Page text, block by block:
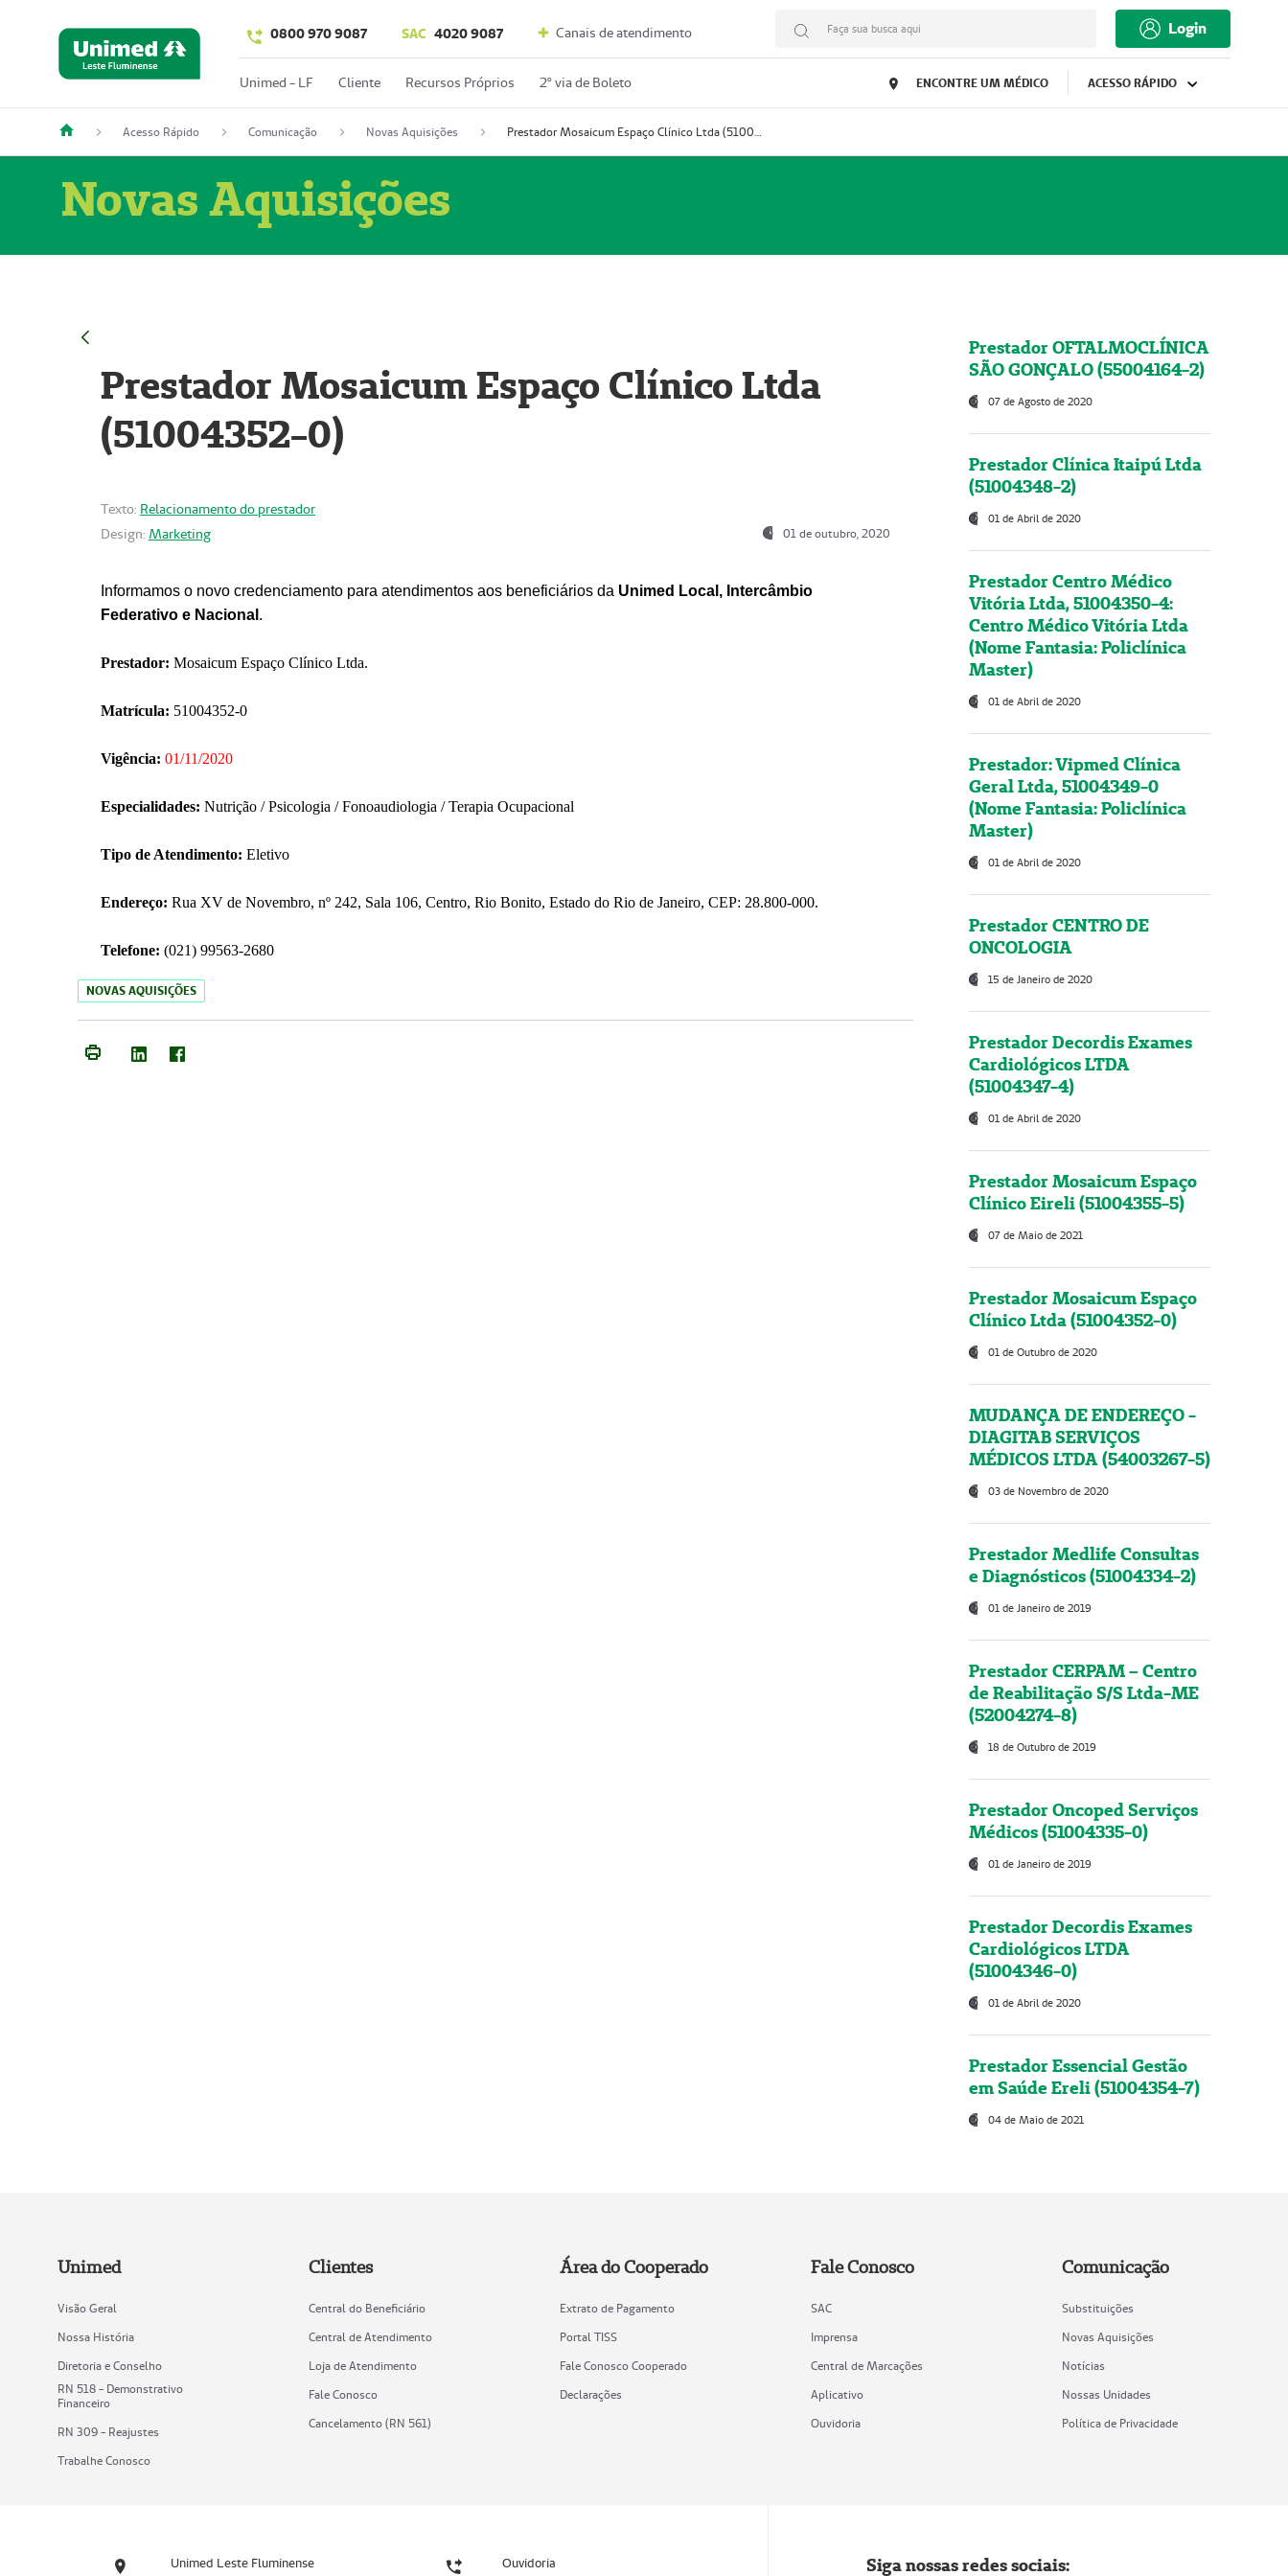
0800 970 9087 SAC 4020 9087 Canais de atendimento Faça sua busca aqui Login
Unimed - LF Cliente Recursos Próprios 2º via de Boleto ENCONTRE UM MÉDICO ACESSO RÁPIDO
Acesso Rápido Comunicação Novas Aquisições Prestador Mosaicum Espaço Clínico Ltda (51004352-0)
Novas Aquisições
Prestador Mosaicum Espaço Clínico Ltda
(51004352-0)
Texto: Relacionamento do prestador
Design: Marketing 01 de outubro, 2020
Informamos o novo credenciamento para atendimentos aos beneficiários da Unimed Local, Intercâmbio
Federativo e Nacional .
Prestador: Mosaicum Espaço Clínico Ltda.
Matrícula: 51004352-0
Vigência: 01/11/2020
Especialidades: Nutrição / Psicologia / Fonoaudiologia / Terapia Ocupacional
Tipo de Atendimento: Eletivo
Endereço: Rua XV de Novembro, nº 242, Sala 106, Centro, Rio Bonito, Estado do Rio de Janeiro, CEP: 28.800-000.
Telefone: (021) 99563-2680
NOVAS AQUISIÇÕES
Prestador OFTALMOCLÍNICA
SÃO GONÇALO (55004164-2)
07 de Agosto de 2020
Prestador Clínica Itaipú Ltda
(51004348-2)
01 de Abril de 2020
Prestador Centro Médico
Vitória Ltda, 51004350-4:
Centro Médico Vitória Ltda
(Nome Fantasia: Policlínica
Master)
01 de Abril de 2020
Prestador: Vipmed Clínica
Geral Ltda, 51004349-0
(Nome Fantasia: Policlínica
Master)
01 de Abril de 2020
Prestador CENTRO DE
ONCOLOGIA
15 de Janeiro de 2020
Prestador Decordis Exames
Cardiológicos LTDA
(51004347-4)
01 de Abril de 2020
Prestador Mosaicum Espaço
Clínico Eireli (51004355-5)
07 de Maio de 2021
Prestador Mosaicum Espaço
Clínico Ltda (51004352-0)
01 de Outubro de 2020
MUDANÇA DE ENDEREÇO -
DIAGITAB SERVIÇOS
MÉDICOS LTDA (54003267-5)
03 de Novembro de 2020
Prestador Medlife Consultas
e Diagnósticos (51004334-2)
01 de Janeiro de 2019
Prestador CERPAM – Centro
de Reabilitação S/S Ltda-ME
(52004274-8)
18 de Outubro de 2019
Prestador Oncoped Serviços
Médicos (51004335-0)
01 de Janeiro de 2019
Prestador Decordis Exames
Cardiológicos LTDA
(51004346-0)
01 de Abril de 2020
Prestador Essencial Gestão
em Saúde Ereli (51004354-7)
04 de Maio de 2021
Unimed
Visão Geral
Nossa História
Diretoria e Conselho
RN 518 - Demonstrativo
Financeiro
RN 309 - Reajustes
Trabalhe Conosco
Clientes
Central do Beneficiário
Central de Atendimento
Loja de Atendimento
Fale Conosco
Cancelamento (RN 561)
Área do Cooperado
Extrato de Pagamento
Portal TISS
Fale Conosco Cooperado
Declarações
Fale Conosco
SAC
Imprensa
Central de Marcações
Aplicativo
Ouvidoria
Comunicação
Substituições
Novas Aquisições
Notícias
Nossas Unidades
Política de Privacidade
Unimed Leste Fluminense Ouvidoria Siga nossas redes sociais: